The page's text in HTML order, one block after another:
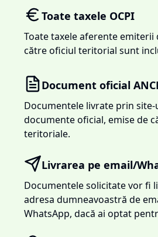
Toate taxele OCPI
Toate taxele aferente
către oficiul teritorial sunt
Document oficial
Documentele livrate prin
documente oficial, emise de
teritoriale.
Livrarea pe email/
Documentele solicitate vor fi
adresa dumneavoastră de
WhatsApp, dacă ai optat